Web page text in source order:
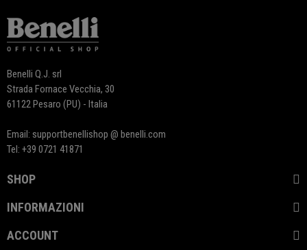
Benelli Q.J. srl
Strada Fornace Vecchia, 30
61122 Pesaro (PU) - Italia
Email: supportbenellishop @ benelli.com
Tel: +39 0721 41871
SHOP
INFORMAZIONI
ACCOUNT